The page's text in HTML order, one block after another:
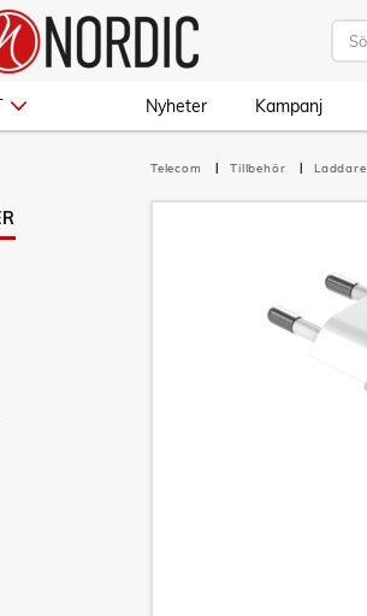
Nyheter Kampanj
Telecom Tillbehör Laddare